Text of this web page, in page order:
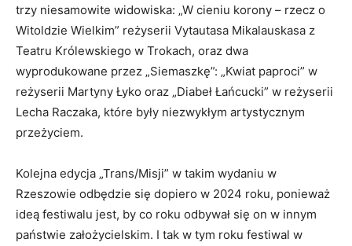
trzy niesamowite widowiska: „W cieniu korony – rzecz o
Witoldzie Wielkim” reżyserii Vytautasa Mikalauskasa z
Teatru Królewskiego w Trokach, oraz dwa
wyprodukowane przez „Siemaszkę”: „Kwiat paproci” w
reżyserii Martyny Łyko oraz „Diabeł Łańcucki” w reżyserii
Lecha Raczaka, które były niezwykłym artystycznym
przeżyciem.
Kolejna edycja „Trans/Misji” w takim wydaniu w
Rzeszowie odbędzie się dopiero w 2024 roku, ponieważ
ideą festiwalu jest, by co roku odbywał się on w innym
państwie założycielskim. I tak w tym roku festiwal w